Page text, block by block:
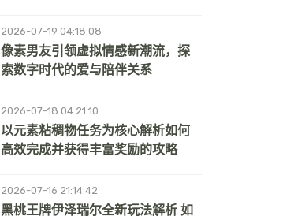
2026-07-19 04:18:08
像素男友引领虚拟情感新潮流，探
索数字时代的爱与陪伴关系
2026-07-18 04:21:10
以元素粘稠物任务为核心解析如何
高效完成并获得丰富奖励的攻略
2026-07-16 21:14:42
黑桃王牌伊泽瑞尔全新玩法解析 如